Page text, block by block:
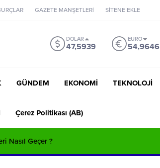
GAZETE MANŞETLERİ SİTENE EKLE
DOLAR
47,5939
EURO
54,9646
GÜNDEM EKONOMİ TEKNOLOJİ
Çerez Politikası (AB)
Nasıl Geçer ?